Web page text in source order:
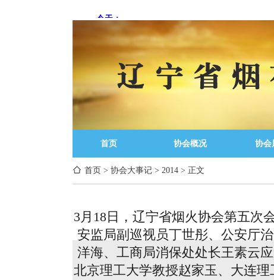
首页 协会概况 协会
首页 > 协会大事记 > 2014 > 正文
3月18日，辽宁省烟火协会第五次
安监局副巡视员丁世彤、公安厅
洋海、工商局消保处处长王素云
北京理工大学教授赵家玉、大连